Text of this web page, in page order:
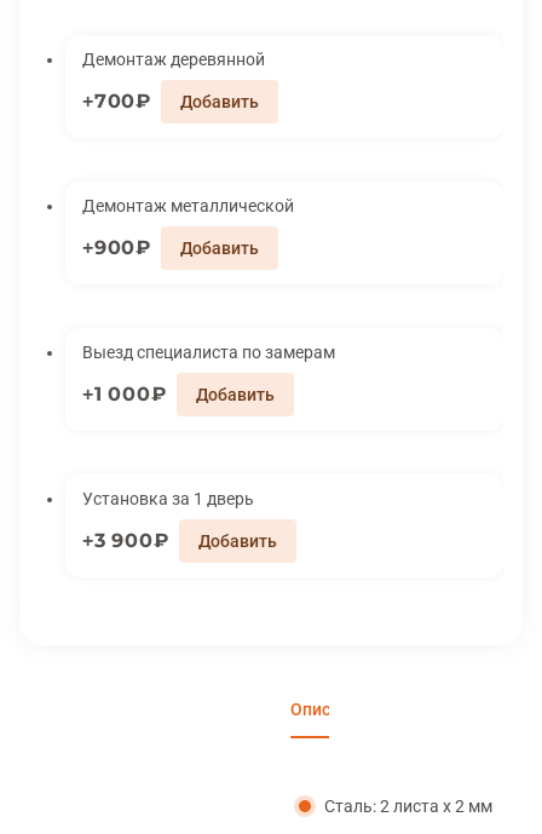
Демонтаж деревянной
700₽
Демонтаж металлической
900₽
Выезд специалиста по замерам
1 000₽
Установка за 1 дверь
3 900₽
Описание
Сталь: 2 листа x 2 мм